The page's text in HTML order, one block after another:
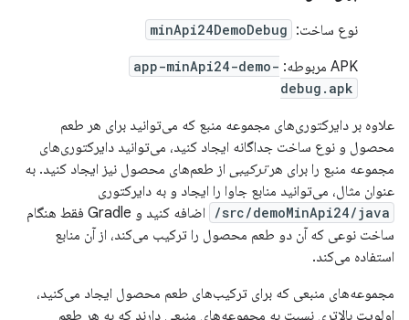
نوع ساخت: minApi24DemoDebug
APK مربوطه:
app-minApi24-demo-
debug.apk
علاوه بر دایرکتوری‌های مجموعه منبع که می‌توانید برای هر طعم
محصول و نوع ساخت جداگانه ایجاد کنید، می‌توانید دایرکتوری‌های
مجموعه منبع را برای هرترکیبی از طعم‌های محصول نیز ایجاد کنید. به
عنوان مثال، می‌توانید منابع جاوا را ایجاد و به دایرکتوری
src/demoMinApi24/java/
اضافه کنید و Gradle فقط هنگام
ساخت نوعی که آن دو طعم محصول را ترکیب می‌کند، از آن منابع
استفاده می‌کند.
مجموعه‌های منبعی که برای ترکیب‌های طعم محصول ایجاد می‌کنید،
اولویت بالاتری نسبت به مجموعه‌های منبعی دارند که به هر طعم